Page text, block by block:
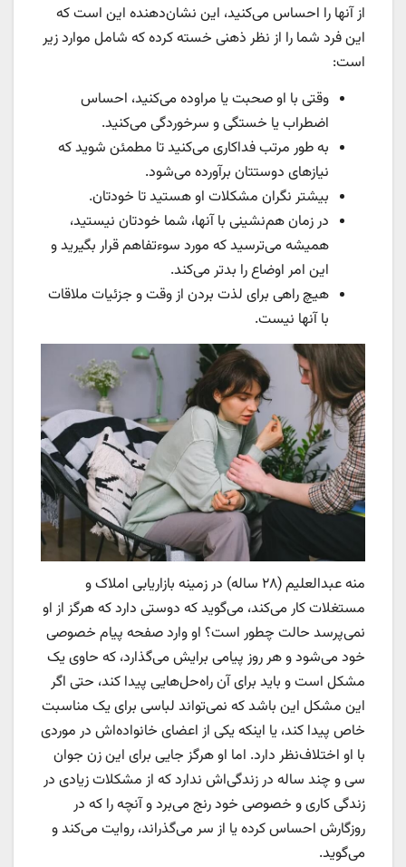
از آنها را احساس می‌کنید، این نشان‌دهنده این است که
این فرد شما را از نظر ذهنی خسته کرده که شامل موارد زیر
است:
وقتی با او صحبت یا مراوده می‌کنید، احساس
اضطراب یا خستگی و سرخوردگی می‌کنید.
به طور مرتب فداکاری می‌کنید تا مطمئن شوید که
نیازهای دوستتان برآورده می‌شود.
بیشتر نگران مشکلات او هستید تا خودتان.
در زمان هم‌نشینی با آنها، شما خودتان نیستید،
همیشه می‌ترسید که مورد سوء‌تفاهم قرار بگیرید و
این امر اوضاع را بدتر می‌کند.
هیچ راهی برای لذت بردن از وقت و جزئیات ملاقات
با آنها نیست.
منه عبدالعلیم (۲۸ ساله) در زمینه بازاریابی املاک و
مستغلات کار می‌کند، می‌گوید که دوستی دارد که هرگز از او
نمی‌پرسد حالت چطور است؟ او وارد صفحه پیام خصوصی
خود می‌شود و هر روز پیامی برایش می‌گذارد، که حاوی یک
مشکل است و باید برای آن راه‌حل‌هایی پیدا کند، حتی اگر
این مشکل این باشد که نمی‌تواند لباسی برای یک مناسبت
خاص پیدا کند، یا اینکه یکی از اعضای خانواده‌اش در موردی
با او اختلاف‌نظر دارد. اما او هرگز جایی برای این زن جوان
سی و چند ساله در زندگی‌اش ندارد که از مشکلات زیادی در
زندگی کاری و خصوصی خود رنج می‌برد و آنچه را که در
روزگارش احساس کرده یا از سر می‌گذراند، روایت می‌کند و
می‌گوید.